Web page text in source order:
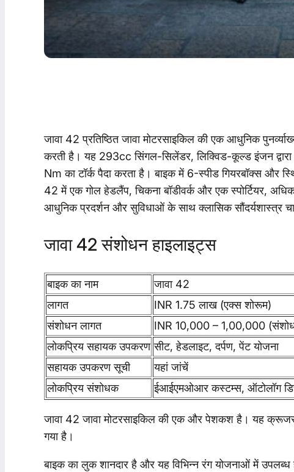
जावा 42 प्रतिष्ठित जावा मोटरसाइकिल की एक आधुनिक
करती है। यह 293cc सिंगल-सिलेंडर, लिक्विड-कूल्ड इंजन
Nm का टॉर्क पैदा करता है। बाइक में 6-स्पीड गियरबॉक्स
42 में एक गोल हेडलैंप, चिकना बॉडीवर्क और एक स्पोर्टियर,
आधुनिक प्रदर्शन और सुविधाओं के साथ क्लासिक सौंदर्यशास्त्र
जावा 42 संशोधन हाइलाइट्स
बाइक का नाम
जावा 42
लागत
INR 1.75 लाख (एक्स शोरूम)
संशोधन लागत
INR 10,000 – 1,00,000
लोकप्रिय सहायक उपकरण सीट, हेडलाइट, दर्पण, पेंट योजना
सहायक उपकरण सूची
यहां जांचें
लोकप्रिय संशोधक
ईआईएमओआर कस्टम्स, ऑटोलॉग
जावा 42 जावा मोटरसाइकिल की एक और पेशकश है। यह
गया है।
बाइक का लुक शानदार है और यह विभिन्न रंग योजनाओं में